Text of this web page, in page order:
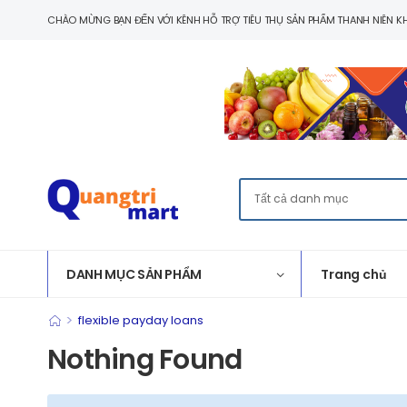
CHÀO MỪNG BẠN ĐẾN VỚI KÊNH HỖ TRỢ TIÊU THỤ SẢN PHẨM THANH NIÊN
DANH MỤC SẢN PHẨM Trang chủ
> flexible payday loans
Nothing Found